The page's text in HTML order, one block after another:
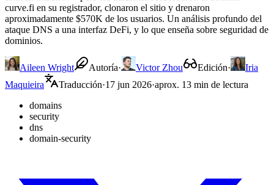
curve.fi en su registrador, clonaron el sitio y drenaron
aproximadamente $570K de los usuarios. Un análisis profundo del
ataque DNS a una interfaz DeFi, y lo que enseña sobre seguridad de
dominios.
Aileen Wright Autoría· Victor Zhou Edición·
Iria
Maquieira
Traducción·17 jun 2026·aprox. 13 min de lectura
domains
security
dns
domain-security